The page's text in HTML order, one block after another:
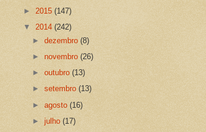
► 2015 (147)
▼ 2014 (242)
►dezembro(8)
► novembro(26)
►outubro(13)
►setembro(13)
►agosto(16)
►julho(17)